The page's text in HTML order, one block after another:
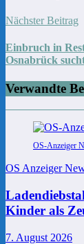
Nächster Beitrag
Einbruch in
Osnabrück
Verwandte
OS-Anzeiger
OS Anzeiger
Kinder als
7. August 2026